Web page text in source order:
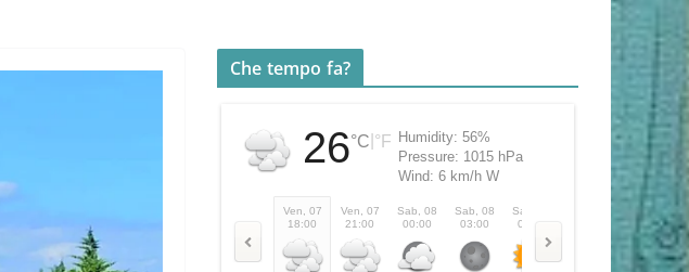
Che tempo fa?
26°C °F Humidity: 56%
Pressure: 1015 hPa
Wind: 6 km/h W
Ven, 07
18:00
Ven, 07
21:00
Sab, 08
00:00
Sab, 08
03:00
Sab, 08
06:00
12:00